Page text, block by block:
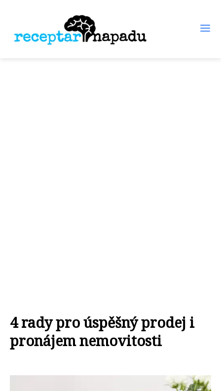
4 rady pro úspěšný prodej i
pronájem nemovitosti